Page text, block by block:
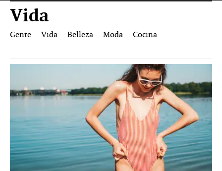
Vida
Gente Vida Belleza Moda Cocina